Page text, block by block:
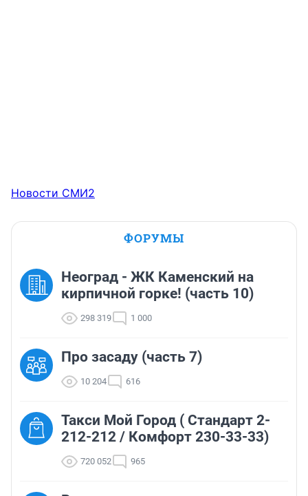
Новости СМИ2
ФОРУМЫ
Неоград - ЖК Каменский на
кирпичной горке! (часть 10)
298 319 1 000
Про засаду (часть 7)
10 204 616
Такси Мой Город ( Стандарт 2-
212-212 / Комфорт 230-33-33)
720 052 965